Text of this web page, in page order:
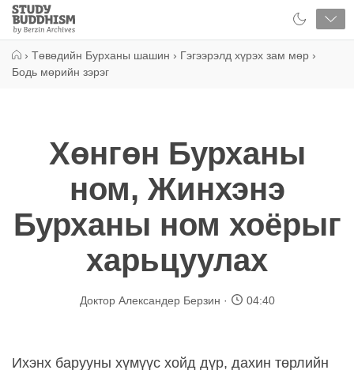
Close
Study
Buddhism
› Төвөдийн Бурханы шашин › Гэгээрэлд хүрэх зам мөр ›
Бодь мөрийн зэрэг
Xөнгөн Бурханы
ном, Жинхэнэ
Бурханы ном хоёрыг
харьцуулах
Доктор Александер Берзин 04:40
Ихэнх барууны хүмүүс хойд дүр, дахин төрлийн